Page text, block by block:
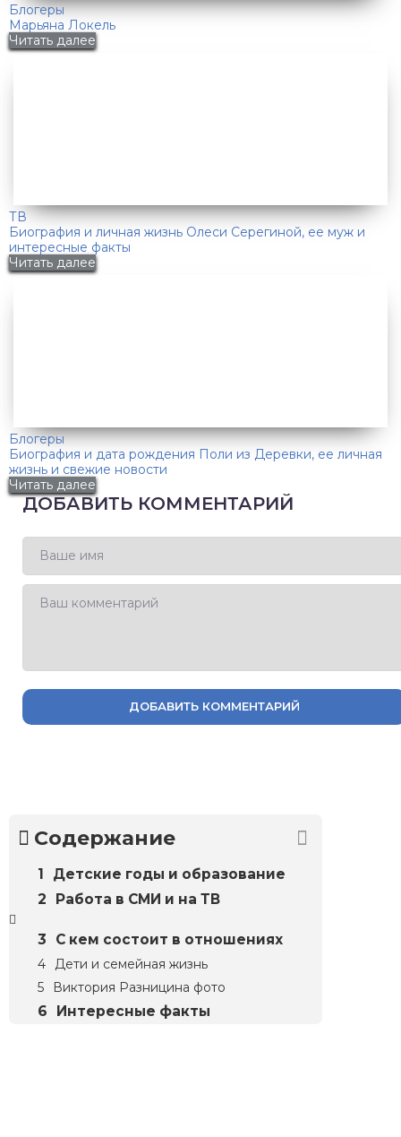
Блогеры
Марьяна Локель
Читать далее
ТВ
Биография и личная жизнь Олеси Серегиной, ее муж и
интересные факты
Читать далее
Блогеры
Биография и дата рождения Поли из Деревки, ее личная
жизнь и свежие новости
Читать далее
ДОБАВИТЬ КОММЕНТАРИЙ
ДОБАВИТЬ КОММЕНТАРИЙ
Содержание
Детские годы и образование
Работа в СМИ и на ТВ
С кем состоит в отношениях
Дети и семейная жизнь
Виктория Разницина фото
Интересные факты